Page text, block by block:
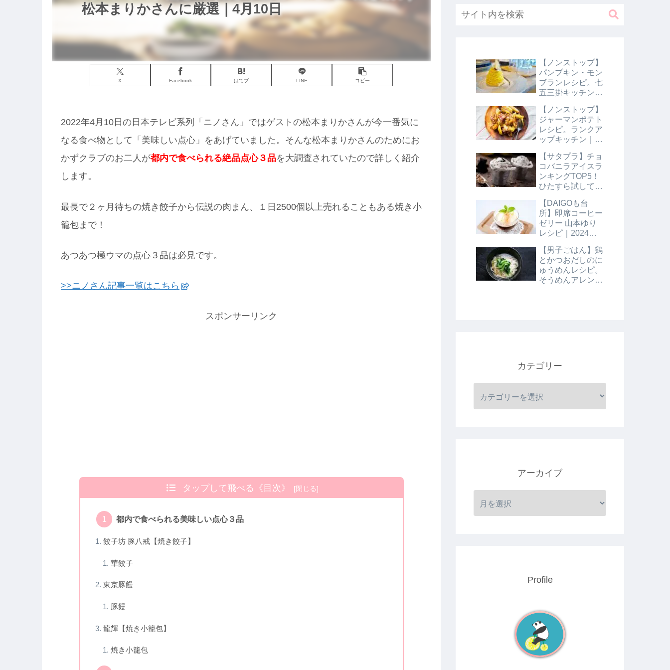
松本まりかさんに厳選｜4月10日
X Facebook はてブ LINE コピー
2022年4月10日の日本テレビ系列「ニノさん」ではゲストの松本まりかさんが今一番気に
なる食べ物として「美味しい点心」をあげていました。そんな松本まりかさんのためにお
かずクラブのお二人が都内で食べられる絶品点心３品を大調査されていたので詳しく紹介
します。
最長で２ヶ月待ちの焼き餃子から伝説の肉まん、１日2500個以上売れることもある焼き小
籠包まで！
あつあつ極ウマの点心３品は必見です。
>>ニノさん記事一覧はこちら
スポンサーリンク
タップして飛べる《目次》
都内で食べられる美味しい点心３品
餃子坊 豚八戒【焼き餃子】
華餃子
東京豚饅
豚饅
龍輝【焼き小籠包】
焼き小籠包
【ノンストップ】
パンプキン・モン
ブランレシピ。七
五三掛キッチン｜
【ノンストップ】
ジャーマンポテト
レシピ。ランクア
ップキッチン｜10
【サタプラ】チョ
コバニラアイスラ
ンキングTOP5！
ひたすら試してラ
日【サタデープラ
ス】
【DAIGOも台
所】即席コーヒー
ゼリー 山本ゆり
レシピ｜2024年8
【男子ごはん】鶏
とかつおだしのに
ゅうめんレシピ。
そうめんアレンジ
カテゴリー
アーカイブ
Profile